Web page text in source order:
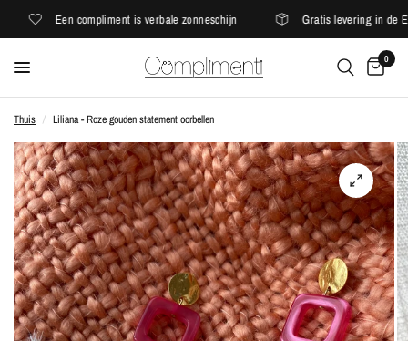
Een compliment is verbale zonneschijn Gratis levering in de EU
0
Thuis / Liliana - Roze gouden statement oorbellen